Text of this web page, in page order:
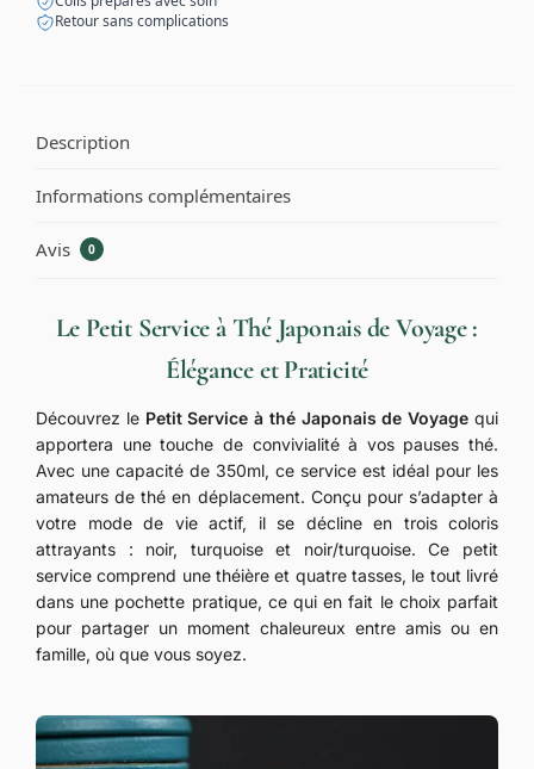
Retour sans complications
Description
Informations complémentaires
Avis 0
Le Petit Service à Thé Japonais de Voyage :
Élégance et Praticité
Découvrez le Petit Service à thé Japonais de Voyage qui
apportera une touche de convivialité à vos pauses thé.
Avec une capacité de 350ml, ce service est idéal pour les
amateurs de thé en déplacement. Conçu pour s’adapter à
votre mode de vie actif, il se décline en trois coloris
attrayants : noir, turquoise et noir/turquoise. Ce petit
service comprend une théière et quatre tasses, le tout livré
dans une pochette pratique, ce qui en fait le choix parfait
pour partager un moment chaleureux entre amis ou en
famille, où que vous soyez.